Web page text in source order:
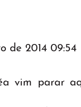
de 2014 09:54
vim parar